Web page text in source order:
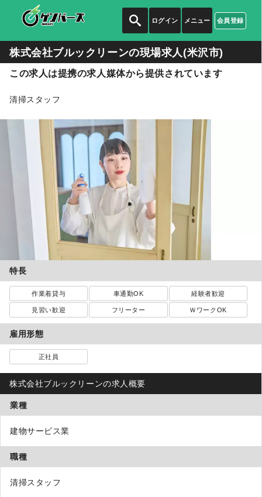
ログイン 会員登録
メニュー
株式会社ブルックリーンの現場求人(米沢市)
この求人は提携の求人媒体から提供されています
清掃スタッフ
特長
作業着貸与 車通勤OK 経験者歓迎
見習い歓迎 フリーター ＷワークOK
雇用形態
正社員
株式会社ブルックリーンの求人概要
業種
建物サービス業
職種
清掃スタッフ